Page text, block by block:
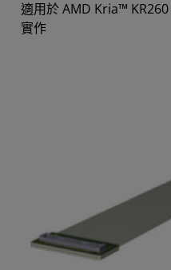
適用於 AMD Kria™ KR260
實作